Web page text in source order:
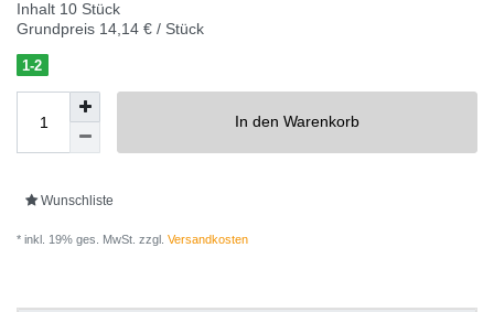
Inhalt 10 Stück
Grundpreis 14,14 € / Stück
1-2
In den Warenkorb
Wunschliste
* inkl. 19% ges. MwSt. zzgl. Versandkosten